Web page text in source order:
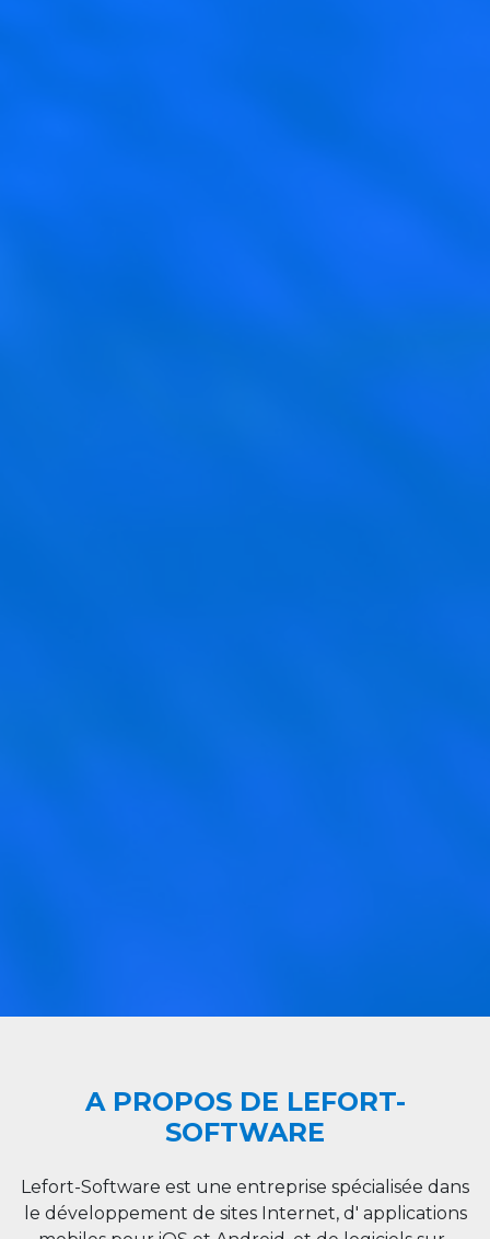
A PROPOS DE LEFORT-
SOFTWARE
Lefort-Software est une entreprise spécialisée dans
le développement de sites Internet, d' applications